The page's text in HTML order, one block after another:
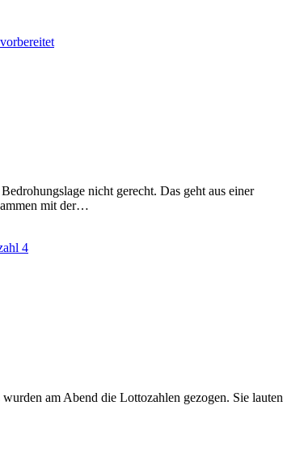
nicht gerecht. Das geht aus einer
mit der…
am Abend die Lottozahlen gezogen. Sie lauten